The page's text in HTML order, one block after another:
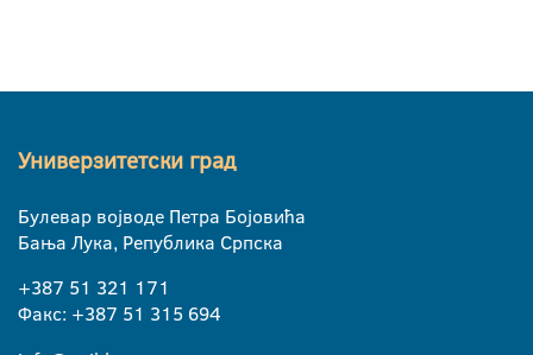
Универзитетски град
Булевар војводе Петра Бојовића
Бања Лука, Република Српска
+387 51 321 171
Факс: +387 51 315 694